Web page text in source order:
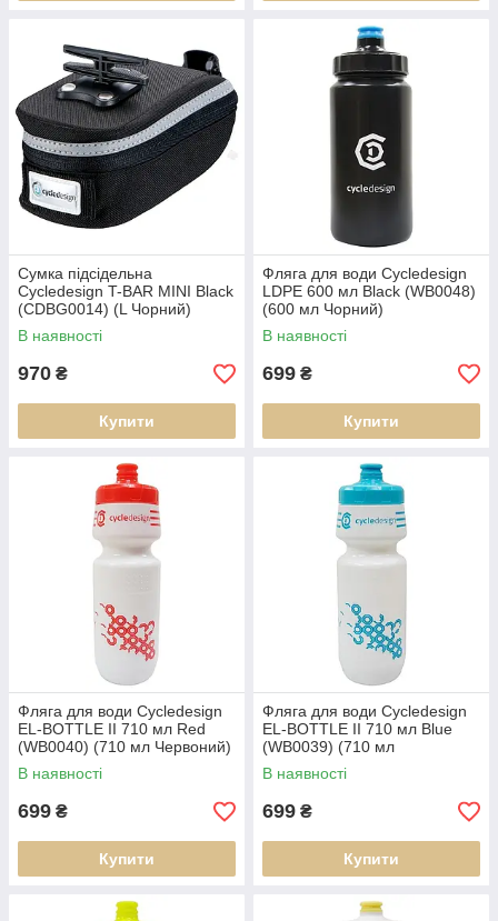
Сумка підсідельна
Cycledesign T-BAR MINI Black
(CDBG0014) (L Чорний)
В наявності
970 ₴
Купити
Фляга для води Cycledesign
LDPE 600 мл Black (WB0048)
(600 мл Чорний)
В наявності
699 ₴
Купити
Фляга для води Cycledesign
EL-BOTTLE II 710 мл Red
(WB0040) (710 мл Червоний)
В наявності
699 ₴
Купити
Фляга для води Cycledesign
EL-BOTTLE II 710 мл Blue
(WB0039) (710 мл
Блакитний)
В наявності
699 ₴
Купити